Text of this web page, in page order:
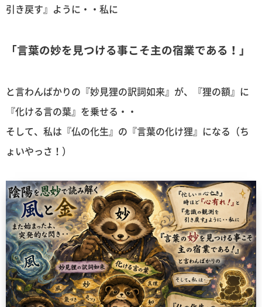
引き戻す』ように・・私に
「言葉の妙を見つける事こそ主の宿業である！」
と言わんばかりの『妙見狸の訳詞如来』が、『狸の額』に
『化ける言の葉』を乗せる・・
そして、私は『仏の化生』の『言葉の化け狸』になる（ち
ょいやっさ！）